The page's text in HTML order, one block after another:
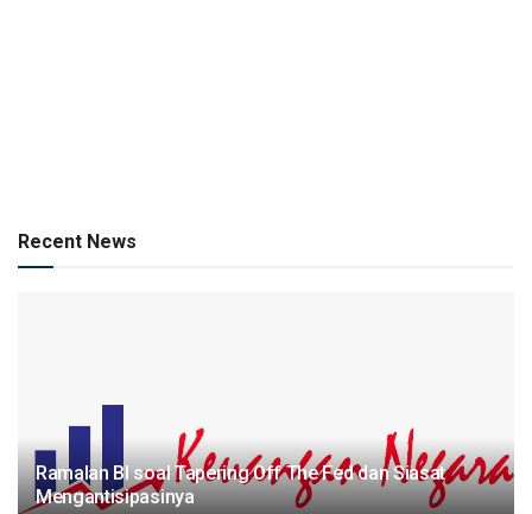
Recent News
Ramalan BI soal Tapering Off The Fed dan Siasat
Mengantisipasinya